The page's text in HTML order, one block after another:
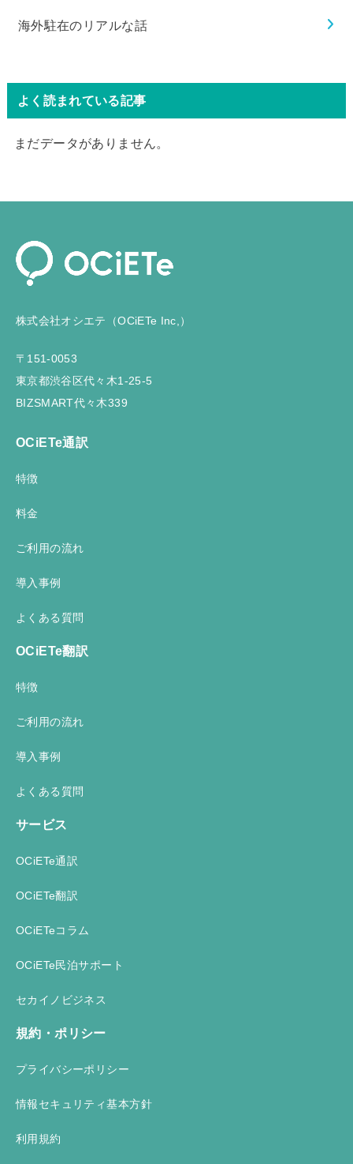
海外駐在のリアルな話
よく読まれている記事
まだデータがありません。
株式会社オシエテ（OCiETe Inc,）
〒151-0053
東京都渋谷区代々木1-25-5
BIZSMART代々木339
OCiETe通訳
特徴
料金
ご利用の流れ
導入事例
よくある質問
OCiETe翻訳
特徴
ご利用の流れ
導入事例
よくある質問
サービス
OCiETe通訳
OCiETe翻訳
OCiETeコラム
OCiETe民泊サポート
セカイノビジネス
規約・ポリシー
プライバシーポリシー
情報セキュリティ基本方針
利用規約